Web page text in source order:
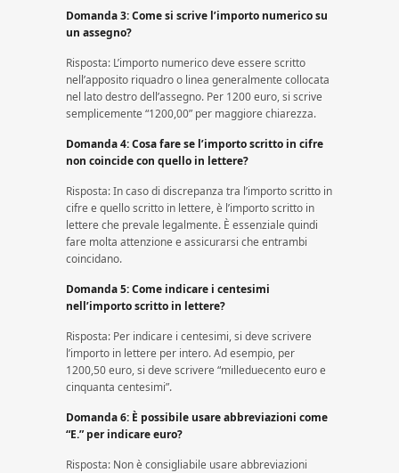
Domanda 3: Come si scrive l’importo numerico su
un assegno?
Risposta: L’importo numerico deve essere scritto
nell’apposito riquadro o linea generalmente collocata
nel lato destro dell’assegno. Per 1200 euro, si scrive
semplicemente “1200,00” per maggiore chiarezza.
Domanda 4: Cosa fare se l’importo scritto in cifre
non coincide con quello in lettere?
Risposta: In caso di discrepanza tra l’importo scritto in
cifre e quello scritto in lettere, è l’importo scritto in
lettere che prevale legalmente. È essenziale quindi
fare molta attenzione e assicurarsi che entrambi
coincidano.
Domanda 5: Come indicare i centesimi
nell’importo scritto in lettere?
Risposta: Per indicare i centesimi, si deve scrivere
l’importo in lettere per intero. Ad esempio, per
1200,50 euro, si deve scrivere “milleduecento euro e
cinquanta centesimi”.
Domanda 6: È possibile usare abbreviazioni come
“E.” per indicare euro?
Risposta: Non è consigliabile usare abbreviazioni